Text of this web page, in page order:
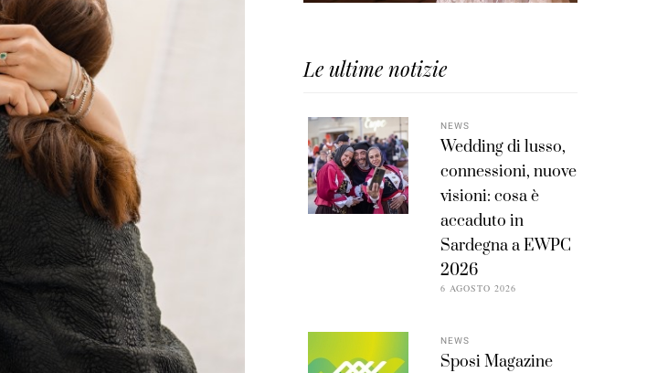
Le ultime notizie
NEWS
Wedding di lusso,
connessioni, nuove
visioni: cosa è
accaduto in
Sardegna a EWPC
2026
6 AGOSTO 2026
NEWS
Sposi Magazine